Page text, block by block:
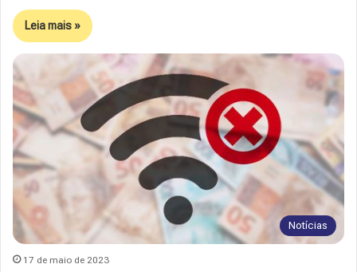
Leia mais »
Notícias
17 de maio de 2023